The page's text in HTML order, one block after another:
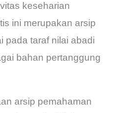
keseharian
ini merupakan arsip
pada taraf nilai abadi
bahan pertanggung
arsip pemahaman